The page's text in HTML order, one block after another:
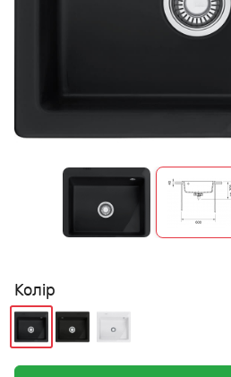
Колір